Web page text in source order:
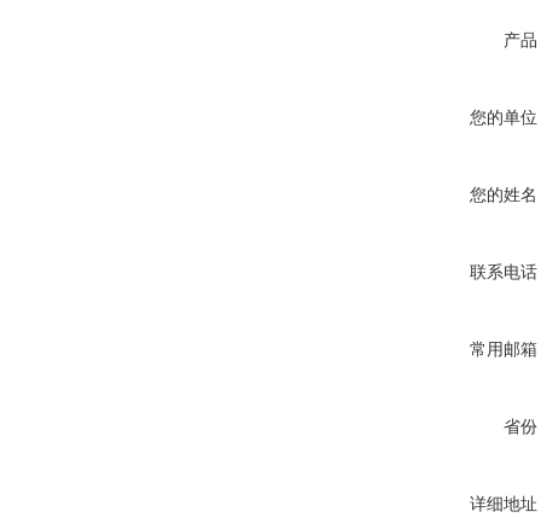
产品
您的单位
您的姓名
联系电话
常用邮箱
省份
详细地址